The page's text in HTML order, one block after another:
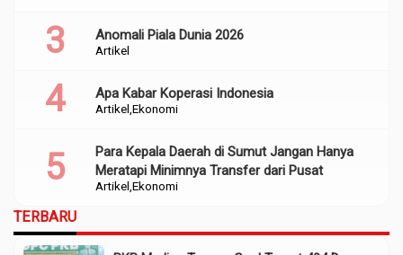
Artikel
Anomali Piala Dunia 2026
Artikel Ekonomi
Apa Kabar Koperasi Indonesia
Artikel Ekonomi
Para Kepala Daerah di Sumut Jangan Hanya
Meratapi Minimnya Transfer dari Pusat
TERBARU